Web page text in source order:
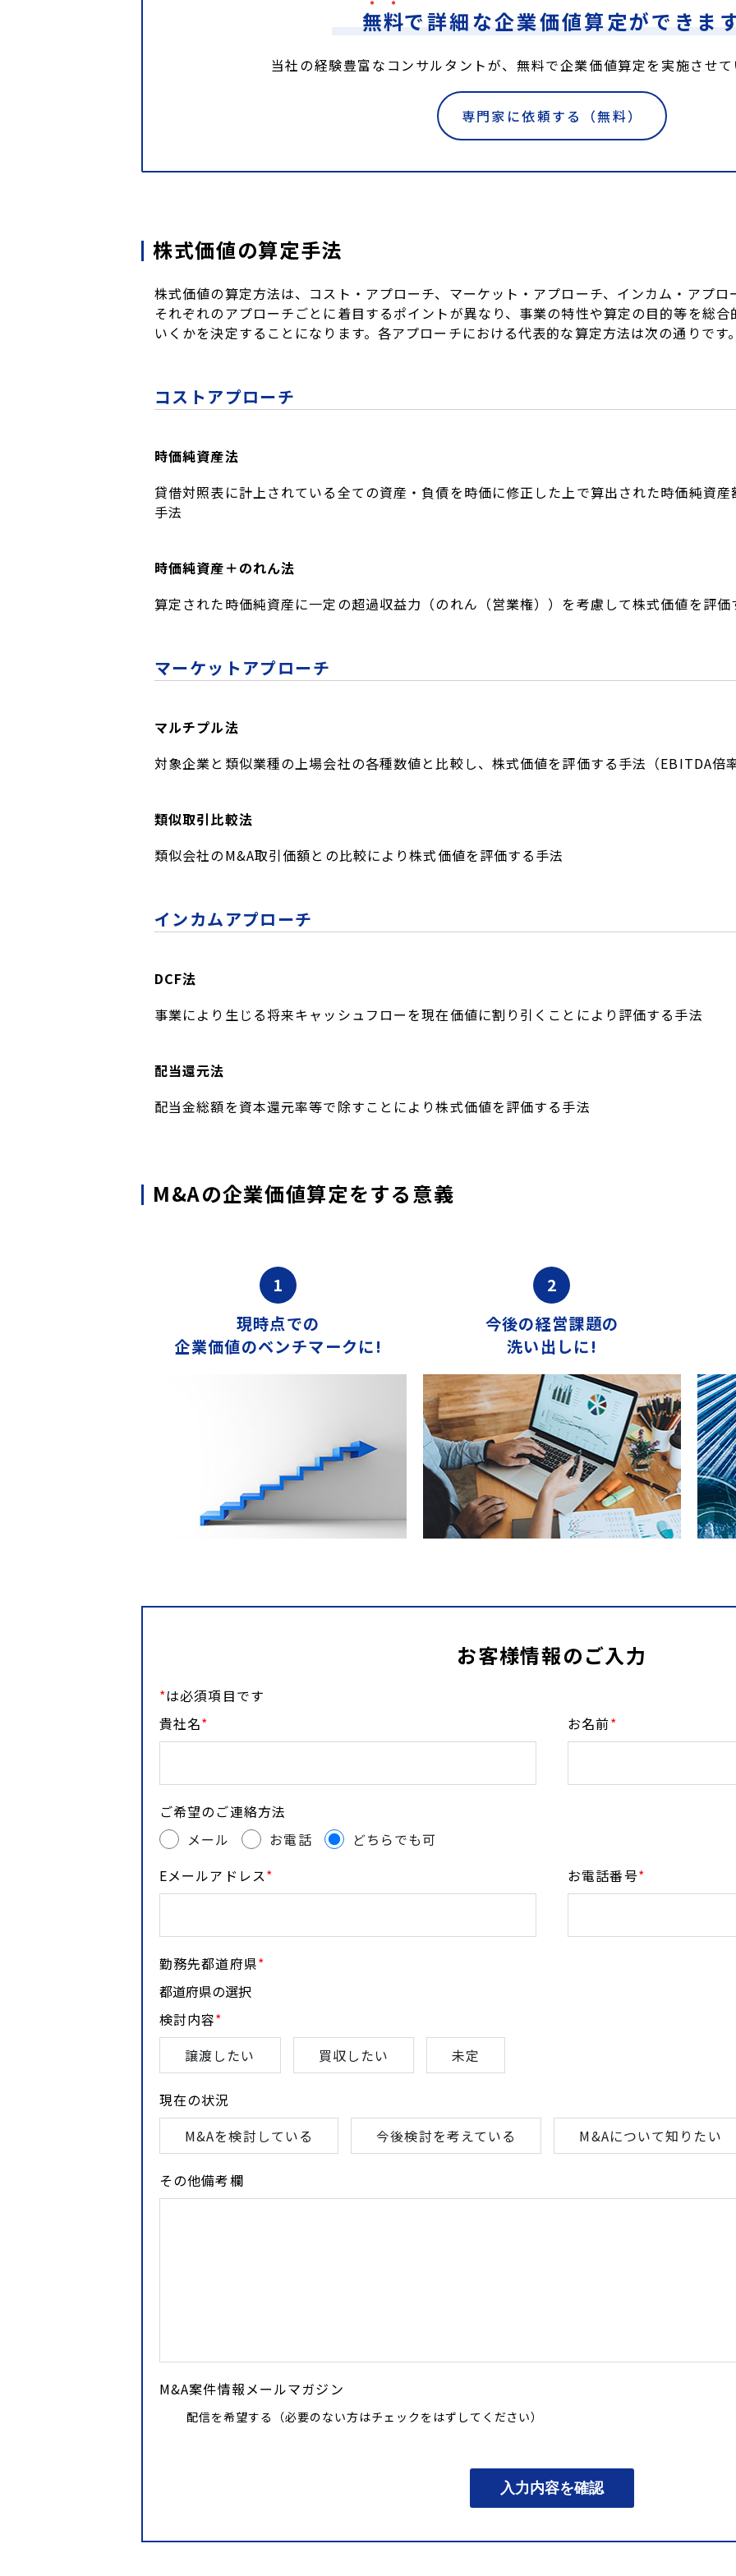
無料で詳細な企業価値算定ができま
当社の経験豊富なコンサルタントが、無料で企業価値算定を実施させて
専門家に依頼する（無料）
株式価値の算定手法
株式価値の算定方法は、コスト・アプローチ、マーケット・アプローチ、インカム・アプロ
それぞれのアプローチごとに着目するポイントが異なり、事業の特性や算定の目的等を総
いくかを決定することになります。各アプローチにおける代表的な算定方法は次の通りです。
コストアプローチ
時価純資産法
貸借対照表に計上されている全ての資産・負債を時価に修正した上で算出された時価純資
手法
時価純資産＋のれん法
算定された時価純資産に一定の超過収益力（のれん（営業権））を考慮して株式価値を評価
マーケットアプローチ
マルチプル法
対象企業と類似業種の上場会社の各種数値と比較し、株式価値を評価する手法（EBITDA倍
類似取引比較法
類似会社のM&A取引価額との比較により株式価値を評価する手法
インカムアプローチ
DCF法
事業により生じる将来キャッシュフローを現在価値に割り引くことにより評価する手法
配当還元法
配当金総額を資本還元率等で除すことにより株式価値を評価する手法
M&Aの企業価値算定をする意義
1
現時点での
企業価値のベンチマークに!
2
今後の経営課題の
洗い出しに!
お客様情報のご入力
*は必須項目です
貴社名* お名前*
ご希望のご連絡方法
メール
お電話
どちらでも可
Eメールアドレス* お電話番号*
勤務先都道府県*
検討内容*
譲渡したい
買収したい 未定
現在の状況
M&Aを検討している
今後検討を考えている M&Aについて知りたい
その他備考欄
M&A案件情報メールマガジン
配信を希望する（必要のない方はチェックをはずしてください）
入力内容を確認